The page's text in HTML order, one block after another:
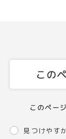
この
このペー
見つけやす